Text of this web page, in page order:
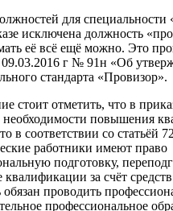
для
исключена должность
её всё ещё можно. Это
г № 91н «Об
стандарта «Провизор».
стоит отметить, что в
необходимости повышения
в соответствии со статьёй
работники имеют право
подготовку,
за счёт средств
обязан проводить
профессиональное